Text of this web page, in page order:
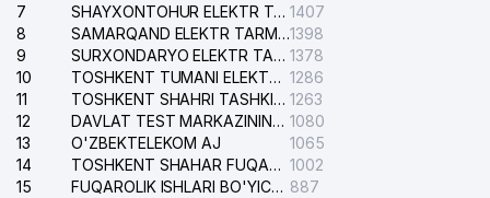
7
SHAYXONTOHUR ELEKTR TARMOG'I NOSOZLIKLARINI TUZATISH XIZMATI 1407
8
SAMARQAND ELEKTR TARMOQLARI AJ1398
9
SURXONDARYO ELEKTR TARMOQLARI AJ 1378
10
TOSHKENT TUMANI ELEKTR TARMOG'I AVARIYA XIZMATI 1286
11
TOSHKENT SHAHRI TASHKILOT TELEFONLARI HAQIDA MA'LUMOT BYUROSI 1263
12
DAVLAT TEST MARKAZINING ISHONCH TELEFONLARI 1080
13
O'ZBEKTELEKOM AJ
1065
14
TOSHKENT SHAHAR FUQAROLIK ISHLARI BO'YICHA SUDI 1002
15
FUQAROLIK ISHLARI BO'YICHA YAKKASAROY TUMANLARARO SUDI 887